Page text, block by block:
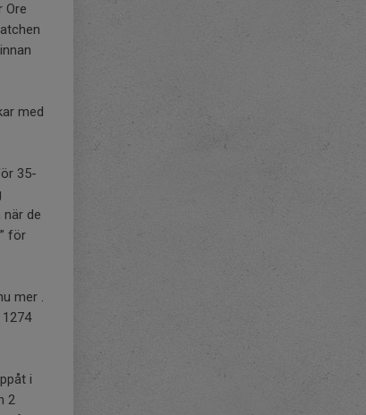
Ore
med
35-
de
för
mer .
i
2